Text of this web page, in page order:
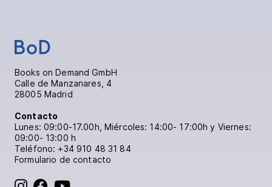
Books on Demand GmbH
Calle de Manzanares, 4
28005 Madrid
Contacto
Lunes: 09:00-17.00h, Miércoles: 14:00- 17:00h y Viernes:
09:00- 13:00 h
Teléfono: +34 910 48 31 84
Formulario de contacto
BoD en Instagram
BoD en Facebook